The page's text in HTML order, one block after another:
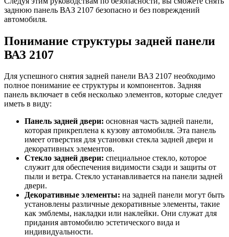
заднюю панель ВАЗ 2107 безопасно и без повреждений
автомобиля.
Понимание структуры задней панели
ВАЗ 2107
Для успешного снятия задней панели ВАЗ 2107 необходимо
полное понимание ее структуры и компонентов. Задняя
панель включает в себя несколько элементов, которые следует
иметь в виду:
Панель задней двери: основная часть задней панели,
которая прикреплена к кузову автомобиля. Эта панель
имеет отверстия для установки стекла задней двери и
декоративных элементов.
Стекло задней двери: специальное стекло, которое
служит для обеспечения видимости сзади и защиты от
пыли и ветра. Стекло устанавливается на панели задней
двери.
Декоративные элементы: на задней панели могут быть
установлены различные декоративные элементы, такие
как эмблемы, накладки или наклейки. Они служат для
придания автомобилю эстетического вида и
индивидуальности.